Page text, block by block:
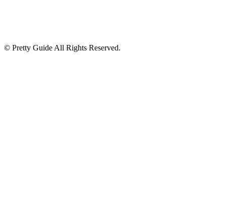
© Pretty Guide All Rights Reserved.